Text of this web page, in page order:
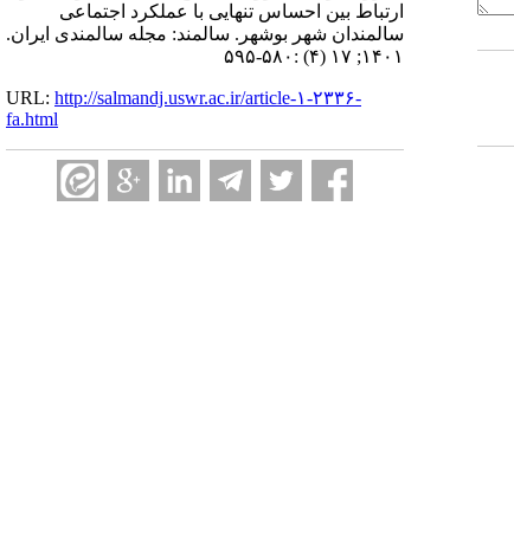
ارتباط بین احساس تنهایی با عملکرد اجتماعی
سالمندان شهر بوشهر. سالمند: مجله سالمندی ایران.
۱۴۰۱; ۱۷ (۴) :۵۸۰-۵۹۵
URL: http://salmandj.uswr.ac.ir/article-۱-۲۳۳۶-
fa.html